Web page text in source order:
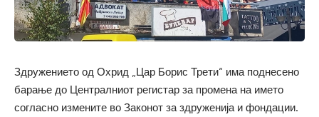
Здружението од Охрид „Цар Борис Трети“ има поднесено
барање до Централниот регистар за промена на името
согласно измените во Законот за здруженија и фондации.